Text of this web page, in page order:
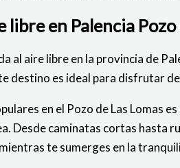
en Palencia Pozo
al aire libre en la provincia de
destino es ideal para disfrutar
en el Pozo de Las Lomas
Desde caminatas cortas hasta
te sumerges en la